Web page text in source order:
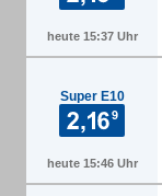
heute 15:37 Uhr
Super E10
heute 15:46 Uhr